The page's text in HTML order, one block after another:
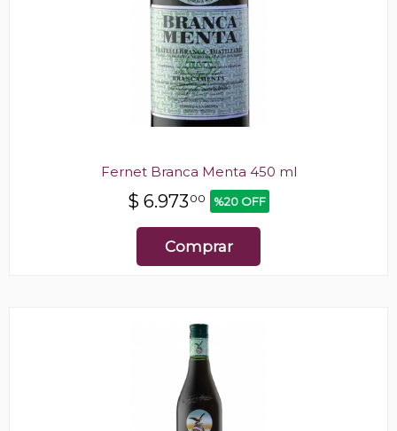
Fernet Branca Menta 450 ml
$ 6.973 00 %20 OFF
Comprar